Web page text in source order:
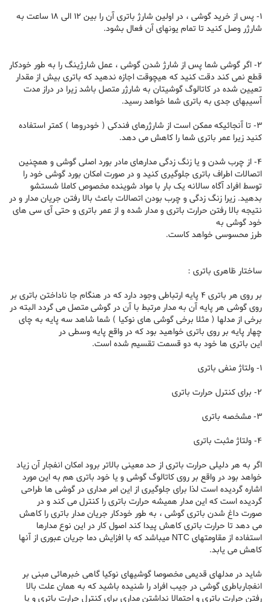
1- پس از خرید گوشی ، در اولین شارژ باتری آن را بین 12 الی 18 ساعت به
شارژر وصل کنید تا تمام یونهای آن فعال بشود.
2- اگر گوشی شما پس از شارژ شدن گوشی ، عمل شارژینگ را به طور خودکار
قطع نمی کند دقت کنید که هیچوقت اجازه ندهید که باتری بیش از مقدار
تعیین شده در کاتالوگ گوشیتان به شارژر متصل باشد زیرا در دراز مدت
آسیبهای جدی به باتری شما خواهد رسید.
3- تا آنجائیکه ممکن است از شارژرهای فندکی ( خودروها ) کمتر استفاده
کنید زیرا عمر باتری شما را کاهش می دهد.
4- از چرب شدن و یا زنگ زدگی مدارهای مادر بورد اصلی گوشی و همچنین
اتصالات اطراف باتری جلوگیری کنید و در صورت امکان بورد گوشی خود را
توسط افراد آگاه سالانه یک بار با مواد شوینده مخصوص کاملا شستشو
بدهید. زیرا زنگ زدگی و چرب بودن اتصالات باعث بالا رفتن جریان مدار و در
نتیجه بالا رفتن حرارت باتری و مدار شده و از عمر باتری و حتی آی سی های
خود گوشی به
طرز محسوسی خواهد کاست.
ساختار ظاهری باتری :
بر روی هر باتری 4 پایه ارتباطی وجود دارد که در هنگام جا ناداختن باتری بر
روی گوشی هر پایه آن به مدار مرتبط با آن در گوشی متصل می گردد البته در
برخی از مدلها ( مثلا برخی گوشی های نوکیا ) شما شاهد سه پایه به چای
چهار پایه بر روی باتری خواهید بود که در واقع پایه وسطی در
این باتری ها خود به دو قسمت تقسیم شده است.
1- ولتاژ منفی باتری
2- برای کنترل حرارت باتری
3- مشخصه باتری
4- ولتاژ مثبت باتری
اگر به هر دلیلی حرارت باتری از حد معینی بالاتر برود امکان انفجار آن زیاد
خواهد بود در واقع بر روی کاتالوگ گوشی و یا خود باتری هم به این مورد
اشاره گردیده است لذا برای جلوگیری از این امر مداری در گوشی ها طراحی
گردیده است که این مدار همیشه حرارت باتری را کنترل می کند و در
صورت داغ شدن باتری گوشی ، به طور خودکار جریان مدار باتری را کاهش
می دهد تا حرارت باتری کاهش پیدا کند اصول کار در این نوع مدارها
استفاده از مقاومتهای NTC میباشد که با افزایش دما جریان عبوری از آنها
کاهش می یابد.
شاید در مدلهای قدیمی مخصوصا گوشیهای نوکیا گاهی خبرهائی مبنی بر
انفجارباطری گوشی در جیب افراد را شنیده باشید که به همان علت بالا
رفتن حرارت باتری و احتمالا نداشتن مداری برای کنترل حرارت باتری و یا